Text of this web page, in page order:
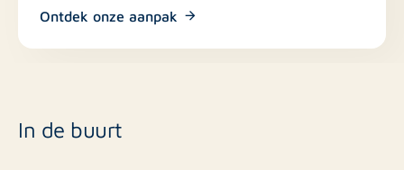
waar diverse parkeervakken zichtbaar zijn, wat volop
Ontdek onze aanpak
In de buurt